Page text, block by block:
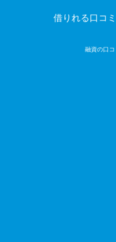
借りれる口コ
融資の口コ